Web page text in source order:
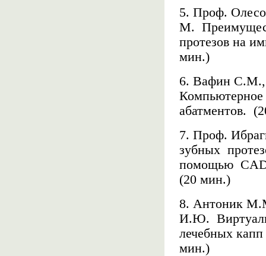
5. Проф.
М.
протезов на
мин.)
6. Вафин С.М.,
Компьютерное
абатментов.
7. Проф.
зубных
помощью
(20 мин.)
8. Антоник
И.Ю.
лечебных
мин.)